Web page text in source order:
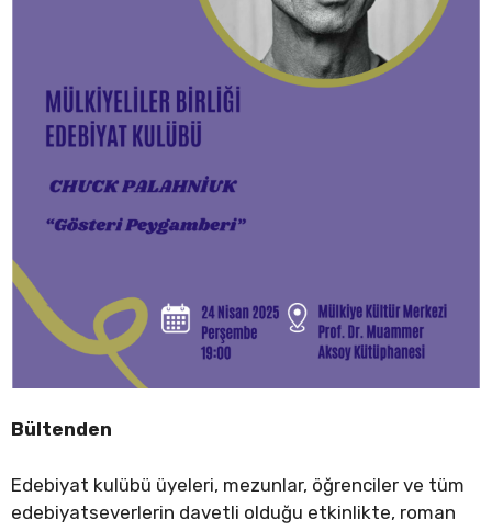
Bültenden
Edebiyat kulübü üyeleri, mezunlar, öğrenciler ve tüm
edebiyatseverlerin davetli olduğu etkinlikte, roman